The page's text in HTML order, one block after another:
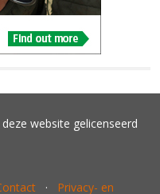
website gelicenseerd
· Privacy- en